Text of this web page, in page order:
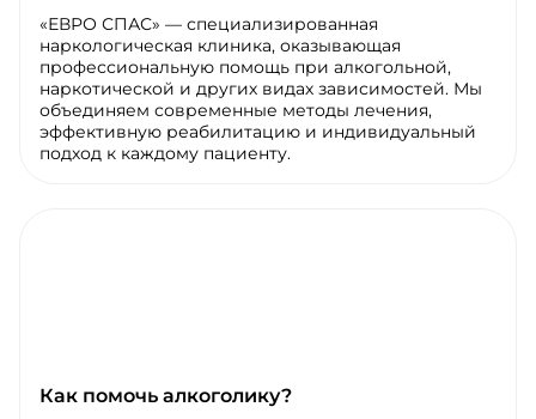
«ЕВРО СПАС» — специализированная
наркологическая клиника, оказывающая
профессиональную помощь при алкогольной,
наркотической и других видах зависимостей. Мы
объединяем современные методы лечения,
эффективную реабилитацию и индивидуальный
подход к каждому пациенту.
Как помочь алкоголику?